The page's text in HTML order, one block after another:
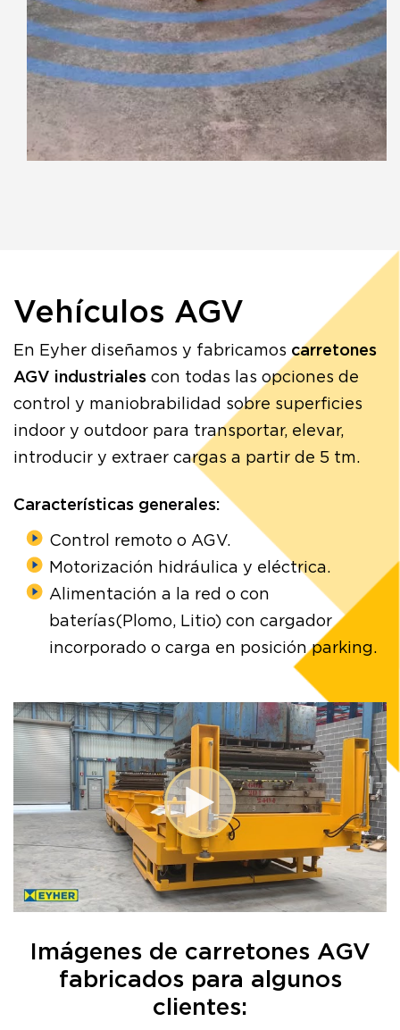
Vehículos AGV
En Eyher diseñamos y fabricamos carretones
AGV industriales con todas las opciones de
control y maniobrabilidad sobre superficies
indoor y outdoor para transportar, elevar,
introducir y extraer cargas a partir de 5 tm.
Características generales:
Control remoto o AGV.
Motorización hidráulica y eléctrica.
Alimentación a la red o con
baterías(Plomo, Litio) con cargador
incorporado o carga en posición parking.
Imágenes de carretones AGV
fabricados para algunos
clientes: